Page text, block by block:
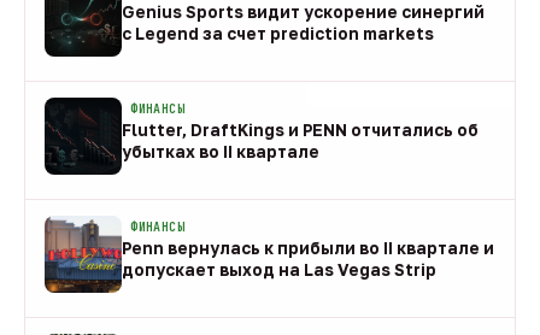
Genius Sports видит ускорение синергий
с Legend за счет prediction markets
ФИНАНСЫ
Flutter, DraftKings и PENN отчитались об
убытках во II квартале
ФИНАНСЫ
Penn вернулась к прибыли во II квартале и
допускает выход на Las Vegas Strip